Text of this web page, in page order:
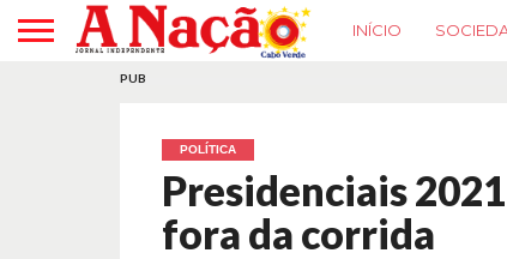
INÍCIO
PUB
POLÍTICA
Presidenciais
fora da corrida